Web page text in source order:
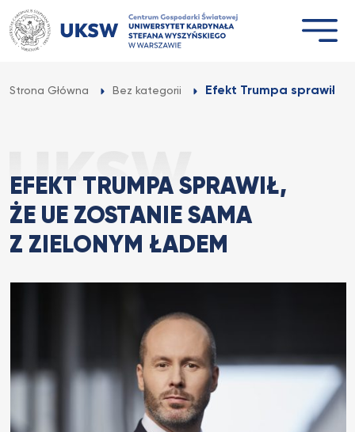
Przejdź
do
treści
Strona Główna Bez kategorii Efekt Trumpa sprawił,
EFEKT TRUMPA SPRAWIŁ,
ŻE UE ZOSTANIE SAMA
Z ZIELONYM ŁADEM